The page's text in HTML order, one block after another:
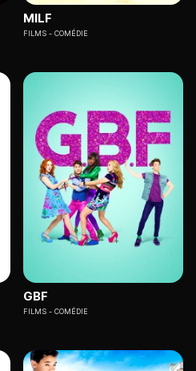
MILF
FILMS COMÉDIE
GBF
FILMS COMÉDIE